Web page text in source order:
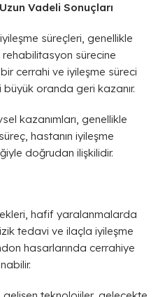
Vadeli Sonuçları
süreçleri, genellikle
rehabilitasyon sürecine
bir cerrahi ve iyileşme süreci
oranda geri kazanır.
kazanımları, genellikle
hastanın iyileşme
doğrudan ilişkilidir.
hafif yaralanmalarda
tedavi ve ilaçla iyileşme
hasarlarında cerrahiye